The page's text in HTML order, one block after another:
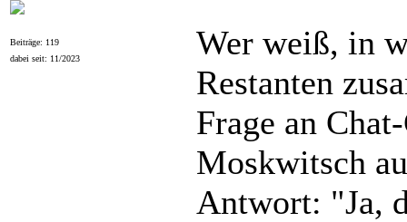
Beiträge: 119
dabei seit: 11/2023
Wer weiß, in
Restanten
Frage an
Moskwitsch
Antwort: "Ja,